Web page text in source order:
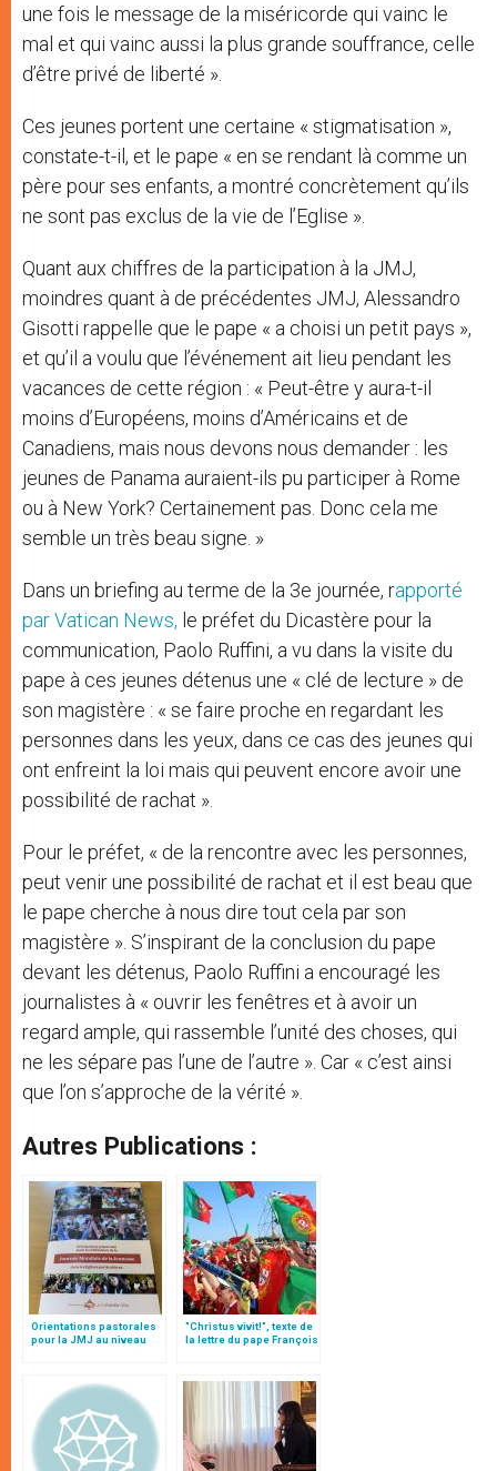
une fois le message de la miséricorde qui vainc le
mal et qui vainc aussi la plus grande souffrance, celle
d’être privé de liberté ».
Ces jeunes portent une certaine « stigmatisation »,
constate-t-il, et le pape « en se rendant là comme un
père pour ses enfants, a montré concrètement qu’ils
ne sont pas exclus de la vie de l’Eglise ».
Quant aux chiffres de la participation à la JMJ,
moindres quant à de précédentes JMJ, Alessandro
Gisotti rappelle que le pape « a choisi un petit pays »,
et qu’il a voulu que l’événement ait lieu pendant les
vacances de cette région : « Peut-être y aura-t-il
moins d’Européens, moins d’Américains et de
Canadiens, mais nous devons nous demander : les
jeunes de Panama auraient-ils pu participer à Rome
ou à New York? Certainement pas. Donc cela me
semble un très beau signe. »
Dans un briefing au terme de la 3e journée, rapporté
par Vatican News, le préfet du Dicastère pour la
communication, Paolo Ruffini, a vu dans la visite du
pape à ces jeunes détenus une « clé de lecture » de
son magistère : « se faire proche en regardant les
personnes dans les yeux, dans ce cas des jeunes qui
ont enfreint la loi mais qui peuvent encore avoir une
possibilité de rachat ».
Pour le préfet, « de la rencontre avec les personnes,
peut venir une possibilité de rachat et il est beau que
le pape cherche à nous dire tout cela par son
magistère ». S’inspirant de la conclusion du pape
devant les détenus, Paolo Ruffini a encouragé les
journalistes à « ouvrir les fenêtres et à avoir un
regard ample, qui rassemble l’unité des choses, qui
ne les sépare pas l’une de l’autre ». Car « c’est ainsi
que l’on s’approche de la vérité ».
Autres Publications :
Orientations pastorales
pour la JMJ au niveau
local (texte intégral)
"Christus vivit!", texte de
la lettre du pape François